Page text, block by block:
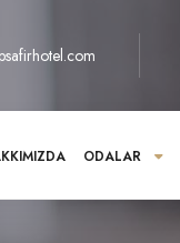
ODALAR